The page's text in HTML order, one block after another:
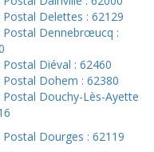
Postal Delettes : 62129
Postal Dennebrœucq :
Postal Diéval : 62460
Postal Dohem : 62380
Postal Douchy-Lès-Ayette
Postal Dourges : 62119